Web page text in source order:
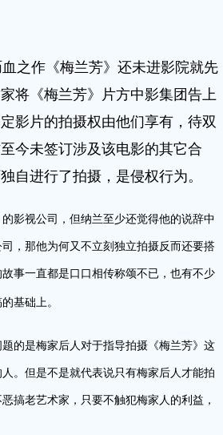
之作《梅兰芳》还未进影院就先
将《梅兰芳》片方中影集团告上
影片的拍摄权由他们享有，待双
今未签订涉及该电影的其它合
自进行了拍摄，是侵权行为。
影视公司，但纳兰至少还觉得他的说辞中
，那他为何又不立刻独立拍摄反而还要搭
事一直都是口口相传称颂不已，也有不少
基础上。
的是梅家后人对于指导拍摄《梅兰芳》这
。但是不是就代表说只有梅家后人才能拍
搞老艺术家，只要不触犯梅家人的利益，